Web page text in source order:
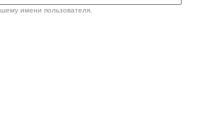
имени пользователя.